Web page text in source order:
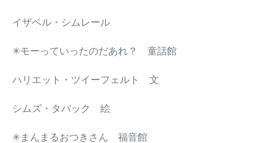
イザベル・シムレール
✳︎モーっていったのだあれ？ 童話館
ハリエット・ツイーフェルト 文
シムズ・タバック 絵
✳︎まんまるおつきさん 福音館